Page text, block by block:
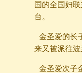
国的全国妇
台。
金圣爱的长
来又被派往
金圣爱次子